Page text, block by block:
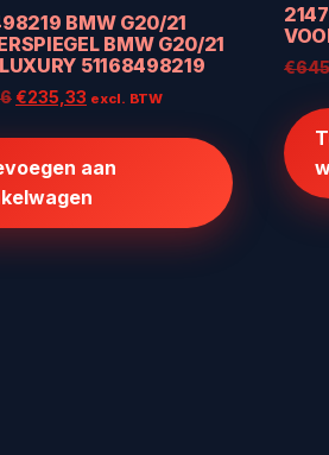
BMW G20/21
BMW G20/21
51168498219
Oorspronkelijke
€276,86.
€235,33 Huidige
€235,33.
excl. BTW
aan
€